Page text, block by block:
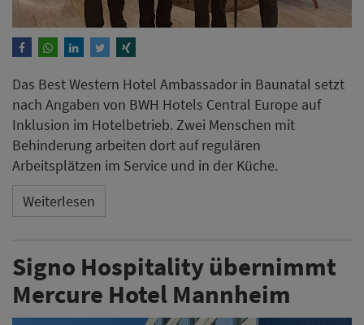
Das Best Western Hotel Ambassador in Baunatal setzt
nach Angaben von BWH Hotels Central Europe auf
Inklusion im Hotelbetrieb. Zwei Menschen mit
Behinderung arbeiten dort auf regulären
Arbeitsplätzen im Service und in der Küche.
Weiterlesen
Signo Hospitality übernimmt
Mercure Hotel Mannheim